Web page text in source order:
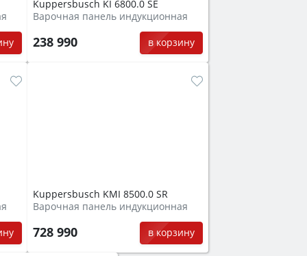
Kuppersbusch KI 6800.0 SE
Варочная панель индукционная
238 990 в корзину
Kuppersbusch KMI 8500.0 SR
Варочная панель индукционная
728 990 в корзину